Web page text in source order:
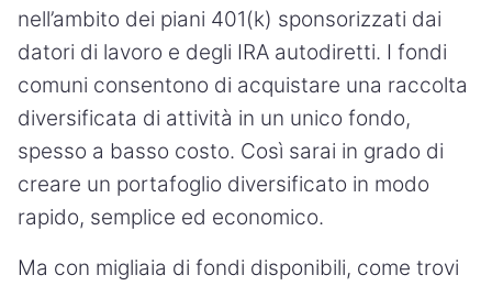
nell’ambito dei piani 401(k) sponsorizzati dai
datori di lavoro e degli IRA autodiretti. I fondi
comuni consentono di acquistare una raccolta
diversificata di attività in un unico fondo,
spesso a basso costo. Così sarai in grado di
creare un portafoglio diversificato in modo
rapido, semplice ed economico.
Ma con migliaia di fondi disponibili, come trovi